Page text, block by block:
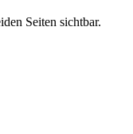
Seiten sichtbar.